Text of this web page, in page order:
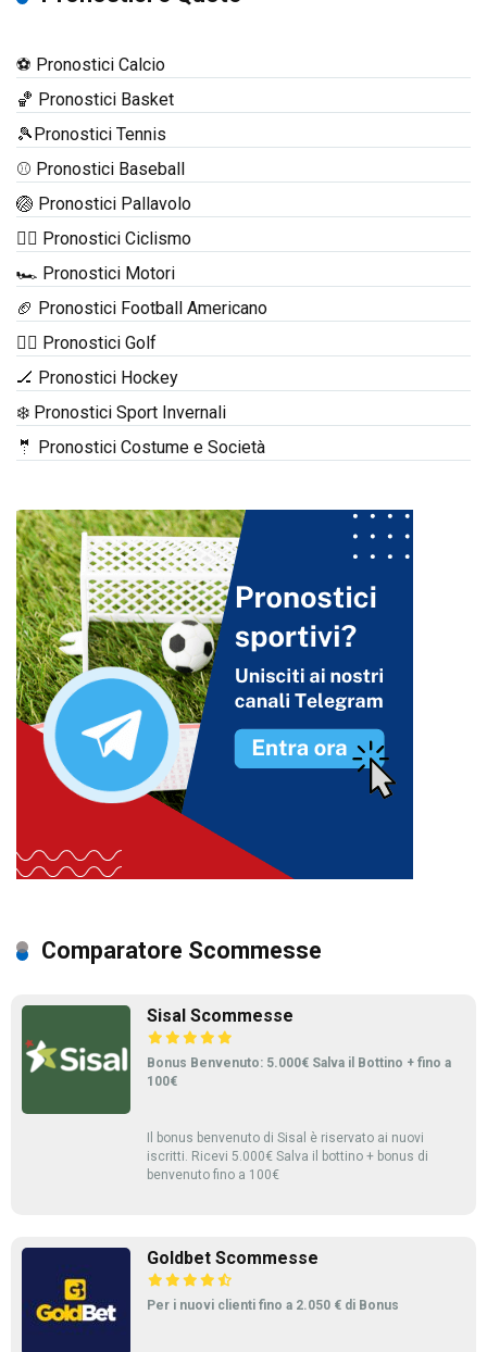
⚽ Pronostici Calcio
🏀 Pronostici Basket
🎾Pronostici Tennis
⚾ Pronostici Baseball
🏐 Pronostici Pallavolo
🚴‍♂️ Pronostici Ciclismo
🏎️ Pronostici Motori
🏈 Pronostici Football Americano
🏌️‍♂️ Pronostici Golf
🏒 Pronostici Hockey
❄️ Pronostici Sport Invernali
🤵 Pronostici Costume e Società
Comparatore Scommesse
Sisal Scommesse
Bonus Benvenuto: 5.000€ Salva il Bottino + fino a
100€
Il bonus benvenuto di Sisal è riservato ai nuovi
iscritti. Ricevi 5.000€ Salva il bottino + bonus di
benvenuto fino a 100€
Goldbet Scommesse
Per i nuovi clienti fino a 2.050 € di Bonus